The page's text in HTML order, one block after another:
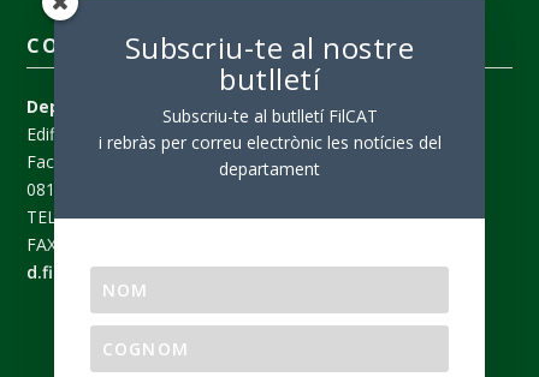
CONTACTE
Departament de Filologia Catalana
Edifici B
Facultat de Filosofia i Lletres
08193 Bellaterra (Barcelona)
TEL +34 93 581 13 68
FAX +34 93 581 27 82
d.fil.catalana@uab.cat
Subscriu-te al nostre
butlletí
Subscriu-te al butlletí FilCAT
i rebràs per correu electrònic les notícies del
departament